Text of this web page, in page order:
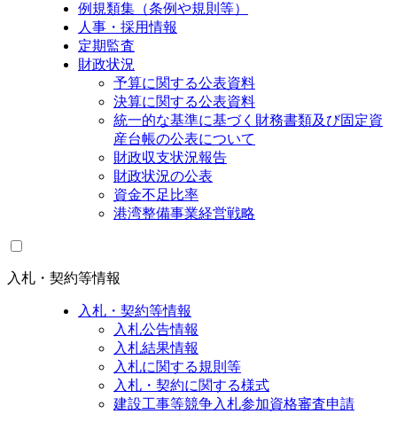
例規類集（条例や規則等）
人事・採用情報
定期監査
財政状況
予算に関する公表資料
決算に関する公表資料
統一的な基準に基づく財務書類及び固定資
産台帳の公表について
財政収支状況報告
財政状況の公表
資金不足比率
港湾整備事業経営戦略
入札・契約等情報
入札・契約等情報
入札公告情報
入札結果情報
入札に関する規則等
入札・契約に関する様式
建設工事等競争入札参加資格審査申請